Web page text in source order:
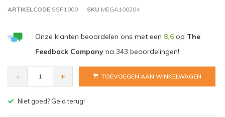
ARTIKELCODE SSP1000 SKU MEGA100204
Onze klanten beoordelen ons met een 8,6op The
Feedback Companyna 343 beoordelingen!
- + TOEVOEGEN AAN WINKELWAGEN
Gratis bezorgen v.a. € 150,- (NL)